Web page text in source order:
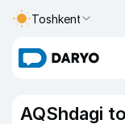
Toshkent
AQShdagi